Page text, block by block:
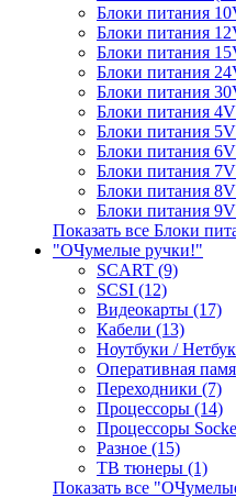
Блоки питания
Блоки питания
Блоки питания
Блоки питания
Блоки питания
Блоки питания
Блоки питания
Блоки питания
Блоки питания
Блоки питания
Блоки питания
Показать все Блоки
"ОЧумелые ручки!"
SCART (9)
SCSI (12)
Видеокарты (17)
Кабели (13)
Ноутбуки /
Оперативная
Переходники (7)
Процессоры (14)
Процессоры
Разное (15)
ТВ тюнеры (1)
Показать все